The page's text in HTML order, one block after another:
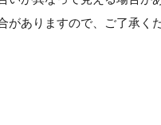
がありますので、ご了承く